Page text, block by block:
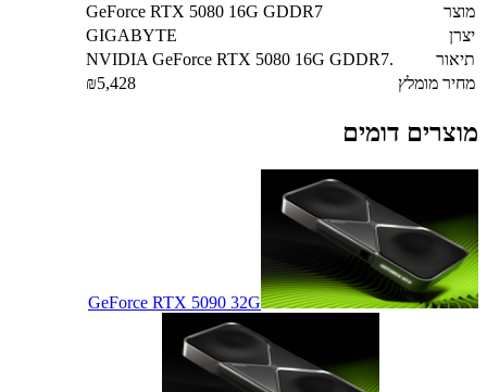
מוצר
GeForce RTX 5080 16G GDDR7
יצרן
GIGABYTE
תיאור
NVIDIA GeForce RTX 5080 16G GDDR7.
מחיר מומלץ
₪5,428
מוצרים דומים
GeForce RTX 5090 32G